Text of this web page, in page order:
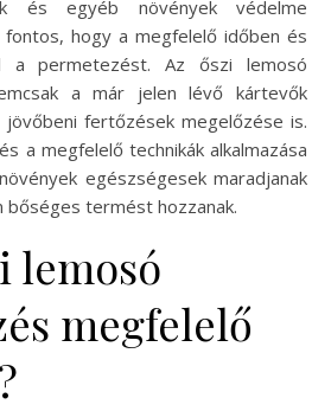
és egyéb növények védelme
hogy a megfelelő időben és
a permetezést. Az őszi lemosó
a már jelen lévő kártevők
jövőbeni fertőzések megelőzése is.
a megfelelő technikák alkalmazása
egészségesek maradjanak
bőséges termést hozzanak.
lemosó
megfelelő